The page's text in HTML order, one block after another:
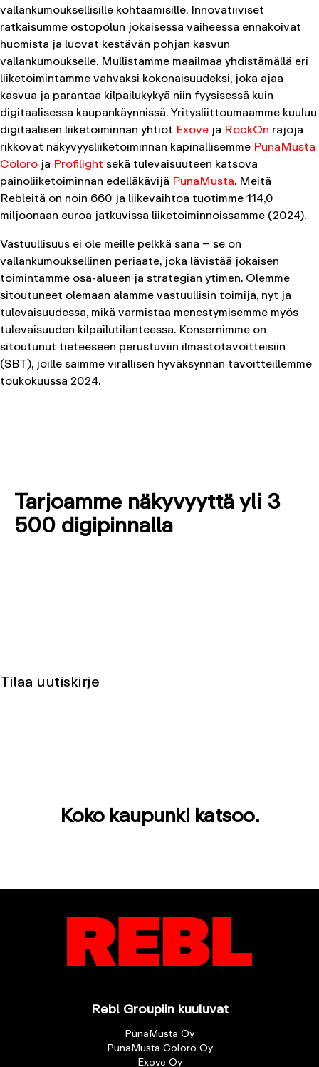
vallankumouksellisille kohtaamisille. Innovatiiviset
ratkaisumme ostopolun jokaisessa vaiheessa ennakoivat
huomista ja luovat kestävän pohjan kasvun
vallankumoukselle. Mullistamme maailmaa yhdistämällä eri
liiketoimintamme vahvaksi kokonaisuudeksi, joka ajaa
kasvua ja parantaa kilpailukykyä niin fyysisessä kuin
digitaalisessa kaupankäynnissä. Yritysliittoumaamme kuuluu
digitaalisen liiketoiminnan yhtiöt Exove ja RockOn rajoja
rikkovat näkyvyysliiketoiminnan kapinallisemme PunaMusta
Coloro ja Profilight sekä tulevaisuuteen katsova
painoliiketoiminnan edelläkävijä PunaMusta. Meitä
Rebleitä on noin 660 ja liikevaihtoa tuotimme 114,0
miljoonaan euroa jatkuvissa liiketoiminnoissamme (2024).
Vastuullisuus ei ole meille pelkkä sana – se on
vallankumouksellinen periaate, joka lävistää jokaisen
toimintamme osa-alueen ja strategian ytimen. Olemme
sitoutuneet olemaan alamme vastuullisin toimija, nyt ja
tulevaisuudessa, mikä varmistaa menestymisemme myös
tulevaisuuden kilpailutilanteessa. Konsernimme on
sitoutunut tieteeseen perustuviin ilmastotavoitteisiin
(SBT), joille saimme virallisen hyväksynnän tavoitteillemme
toukokuussa 2024.
Tarjoamme näkyvyyttä yli 3
500 digipinnalla
Tilaa uutiskirje
Koko kaupunki katsoo.
Rebl Groupiin kuuluvat
PunaMusta Oy
PunaMusta Coloro Oy
Exove Oy